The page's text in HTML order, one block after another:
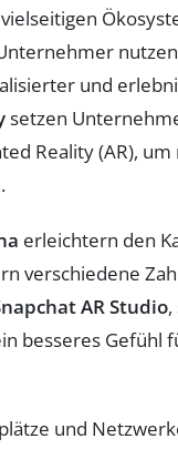
und
setzen
Reality (AR),
erleichtern den
verschiedene
AR Studio
besseres Gefühl
und